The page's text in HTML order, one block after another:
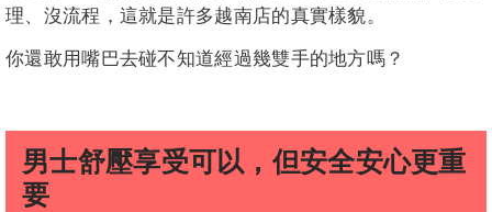
理、沒流程，這就是許多越南店的真實樣貌。
你還敢用嘴巴去碰不知道經過幾雙手的地方嗎？
男士舒壓享受可以，但安全安心更重
要